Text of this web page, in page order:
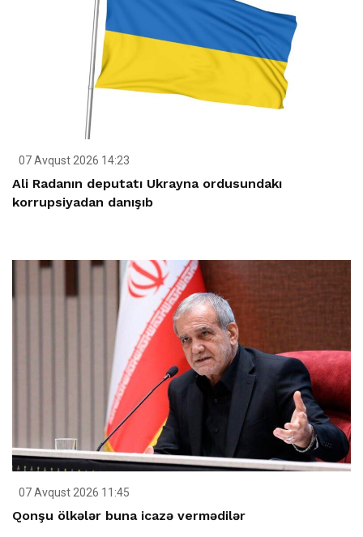
07 Avqust 2026 14:23
Ali Radanın deputatı Ukrayna ordusundakı
korrupsiyadan danışıb
07 Avqust 2026 11:45
Qonşu ölkələr buna icazə vermədilər